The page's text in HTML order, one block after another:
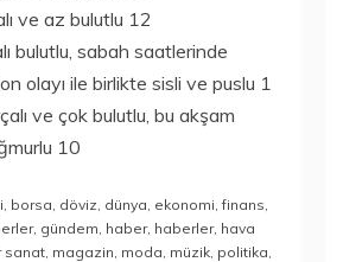
ve az bulutlu 12
bulutlu, sabah saatlerinde
olayı ile birlikte sisli ve puslu 1
ve çok bulutlu, bu akşam
10
, borsa, döviz, dünya, ekonomi,finans,
, gündem, haber, haberler, hava
sanat, magazin, moda, müzik, politika,